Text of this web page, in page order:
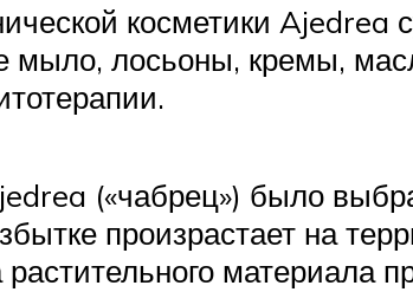
косметики Ajedrea
мыло, лосьоны, кремы,
(«чабрец») было
произрастает на
растительного материала